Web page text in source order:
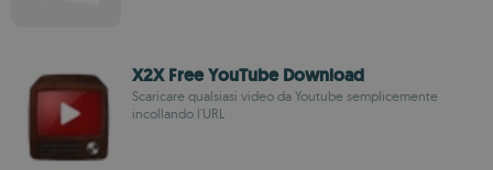
X2X Free YouTube Download
Scaricare qualsiasi video da Youtube semplicemente
incollando l'URL